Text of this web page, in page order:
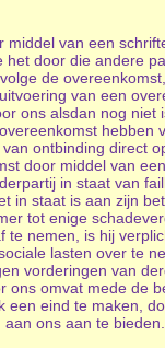
van een
door die andere
de
van een
ons alsdan nog niet
hebben
ontbinding direct
door middel van
in staat van
in staat is aan zijn
tot enige
nemen, is hij
lasten over te
vorderingen van
omvat mede de
eind te maken,
ons aan te bieden.